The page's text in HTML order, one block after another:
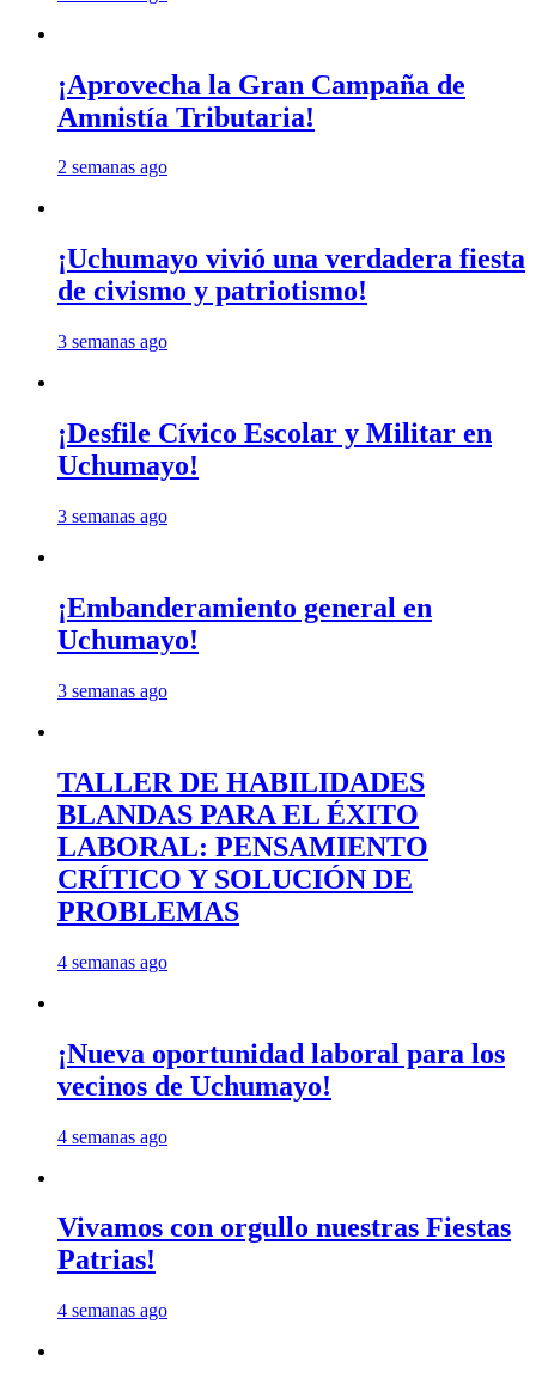
¡Aprovecha la Gran Campaña de
Amnistía Tributaria!
2 semanas ago
¡Uchumayo vivió una verdadera fiesta
de civismo y patriotismo!
3 semanas ago
¡Desfile Cívico Escolar y Militar en
Uchumayo!
3 semanas ago
¡Embanderamiento general en
Uchumayo!
3 semanas ago
TALLER DE HABILIDADES
BLANDAS PARA EL ÉXITO
LABORAL: PENSAMIENTO
CRÍTICO Y SOLUCIÓN DE
PROBLEMAS
4 semanas ago
¡Nueva oportunidad laboral para los
vecinos de Uchumayo!
4 semanas ago
Vivamos con orgullo nuestras Fiestas
Patrias!
4 semanas ago